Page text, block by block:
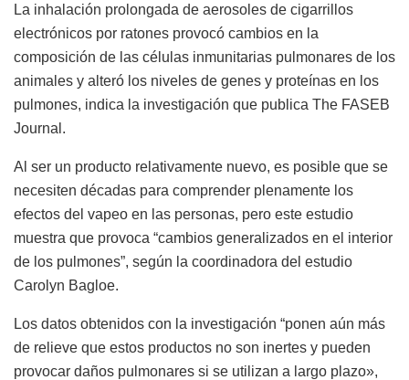
La inhalación prolongada de aerosoles de cigarrillos
electrónicos por ratones provocó cambios en la
composición de las células inmunitarias pulmonares de los
animales y alteró los niveles de genes y proteínas en los
pulmones, indica la investigación que publica The FASEB
Journal.
Al ser un producto relativamente nuevo, es posible que se
necesiten décadas para comprender plenamente los
efectos del vapeo en las personas, pero este estudio
muestra que provoca “cambios generalizados en el interior
de los pulmones”, según la coordinadora del estudio
Carolyn Bagloe.
Los datos obtenidos con la investigación “ponen aún más
de relieve que estos productos no son inertes y pueden
provocar daños pulmonares si se utilizan a largo plazo»,